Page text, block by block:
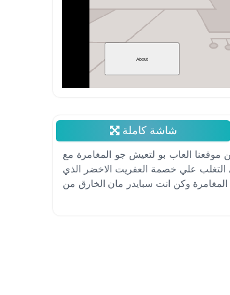
شاشة كاملة
موقعنا العاب بو لتعيش جو المغامرة مع
التغلب علي خصمة العفريت الاخضر الذي
وكن انت سبايدر مان الخارق من